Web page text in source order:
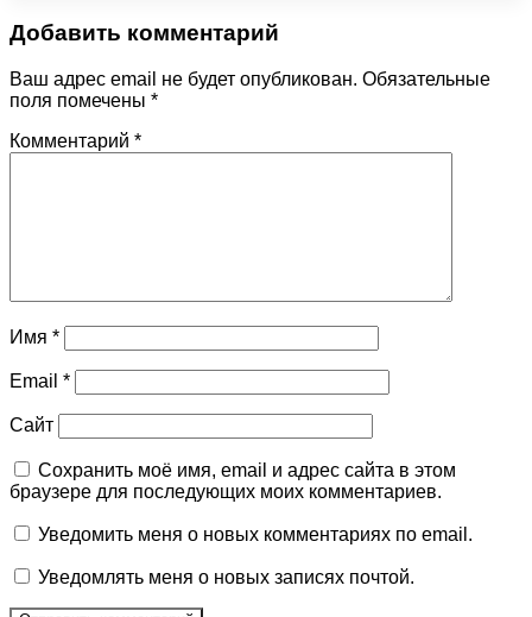
Добавить комментарий
Ваш адрес email не будет опубликован. Обязательные
поля помечены *
Комментарий *
Имя *
Email *
Сайт
Сохранить моё имя, email и адрес сайта в этом
браузере для последующих моих комментариев.
Уведомить меня о новых комментариях по email.
Уведомлять меня о новых записях почтой.